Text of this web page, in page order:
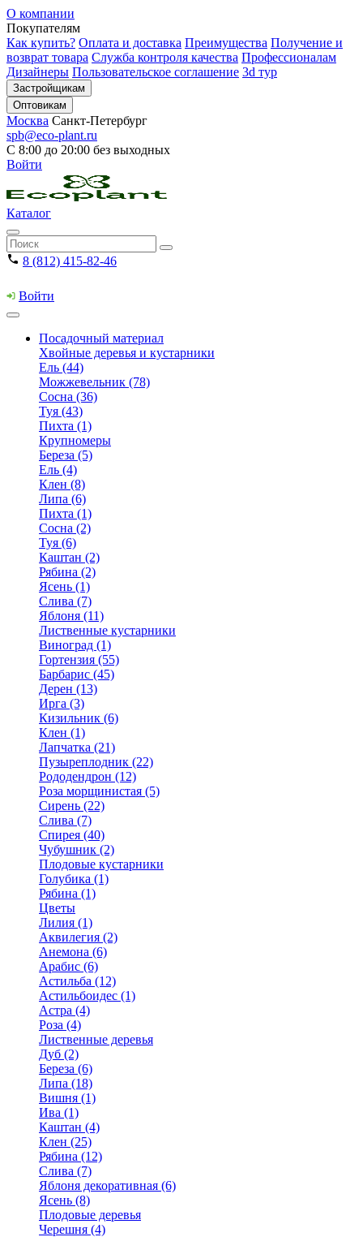
О компании
Покупателям
Как купить? Оплата и доставка Преимущества Получение и
возврат товара Служба контроля качества Профессионалам
Дизайнеры Пользовательское соглашение 3d тур
Застройщикам
Оптовикам
Москва Санкт-Петербург
spb@eco-plant.ru
С 8:00 до 20:00 без выходных
Войти
Каталог
8 (812) 415-82-46
Войти
Посадочный материал
Хвойные деревья и кустарники
Ель (44)
Можжевельник (78)
Сосна (36)
Туя (43)
Пихта (1)
Крупномеры
Береза (5)
Ель (4)
Клен (8)
Липа (6)
Пихта (1)
Сосна (2)
Туя (6)
Каштан (2)
Рябина (2)
Ясень (1)
Слива (7)
Яблоня (11)
Лиственные кустарники
Виноград (1)
Гортензия (55)
Барбарис (45)
Дерен (13)
Ирга (3)
Кизильник (6)
Клен (1)
Лапчатка (21)
Пузыреплодник (22)
Рододендрон (12)
Роза морщинистая (5)
Сирень (22)
Слива (7)
Спирея (40)
Чубушник (2)
Плодовые кустарники
Голубика (1)
Рябина (1)
Цветы
Лилия (1)
Аквилегия (2)
Анемона (6)
Арабис (6)
Астильба (12)
Астильбоидес (1)
Астра (4)
Роза (4)
Лиственные деревья
Дуб (2)
Береза (6)
Липа (18)
Вишня (1)
Ива (1)
Каштан (4)
Клен (25)
Рябина (12)
Слива (7)
Яблоня декоративная (6)
Ясень (8)
Плодовые деревья
Черешня (4)